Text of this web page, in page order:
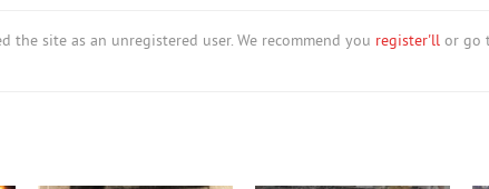
the site as an unregistered user. We recommend you register'll or go